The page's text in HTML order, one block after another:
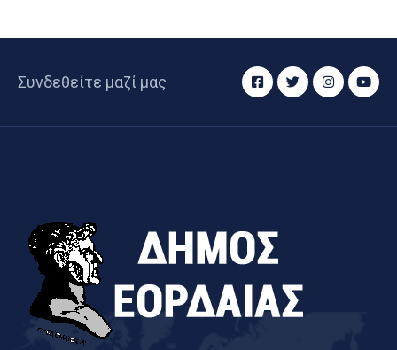
Συνδεθείτε μαζί μας